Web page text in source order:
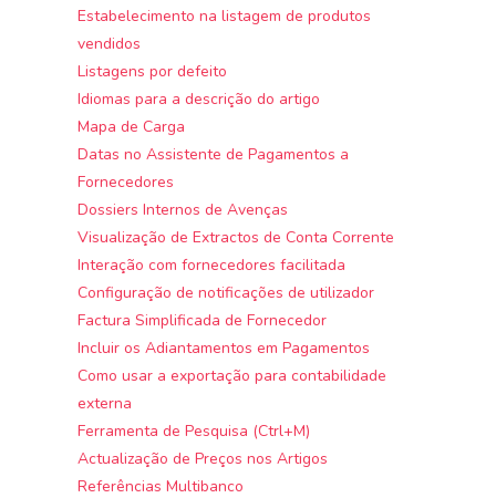
Estabelecimento na listagem de produtos
vendidos
Listagens por defeito
Idiomas para a descrição do artigo
Mapa de Carga
Datas no Assistente de Pagamentos a
Fornecedores
Dossiers Internos de Avenças
Visualização de Extractos de Conta Corrente
Interação com fornecedores facilitada
Configuração de notificações de utilizador
Factura Simplificada de Fornecedor
Incluir os Adiantamentos em Pagamentos
Como usar a exportação para contabilidade
externa
Ferramenta de Pesquisa (Ctrl+M)
Actualização de Preços nos Artigos
Referências Multibanco